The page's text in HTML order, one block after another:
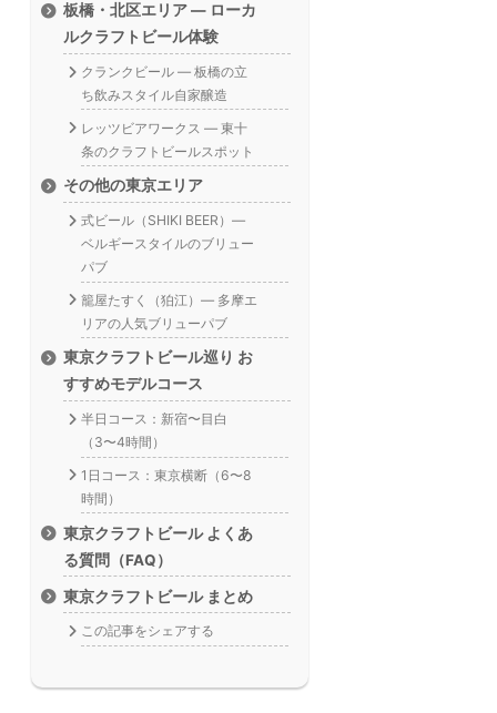
板橋・北区エリア — ローカ
ルクラフトビール体験
クランクビール — 板橋の立
ち飲みスタイル自家醸造
レッツビアワークス — 東十
条のクラフトビールスポット
その他の東京エリア
式ビール（SHIKI BEER）—
ベルギースタイルのブリュー
パブ
籠屋たすく（狛江）— 多摩エ
リアの人気ブリューパブ
東京クラフトビール巡り お
すすめモデルコース
半日コース：新宿〜目白
（3〜4時間）
1日コース：東京横断（6〜8
時間）
東京クラフトビール よくあ
る質問（FAQ）
東京クラフトビール まとめ
この記事をシェアする